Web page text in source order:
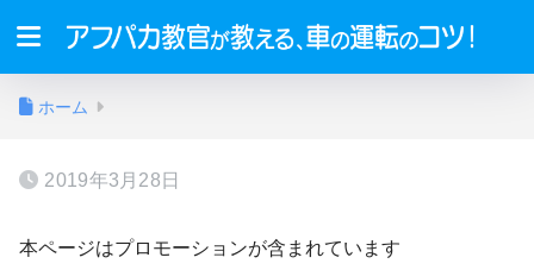
ホーム
2019年3月28日
本ページはプロモーションが含まれています